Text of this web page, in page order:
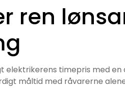
ren
elektrikerens timepris med
måltid med råvarerne